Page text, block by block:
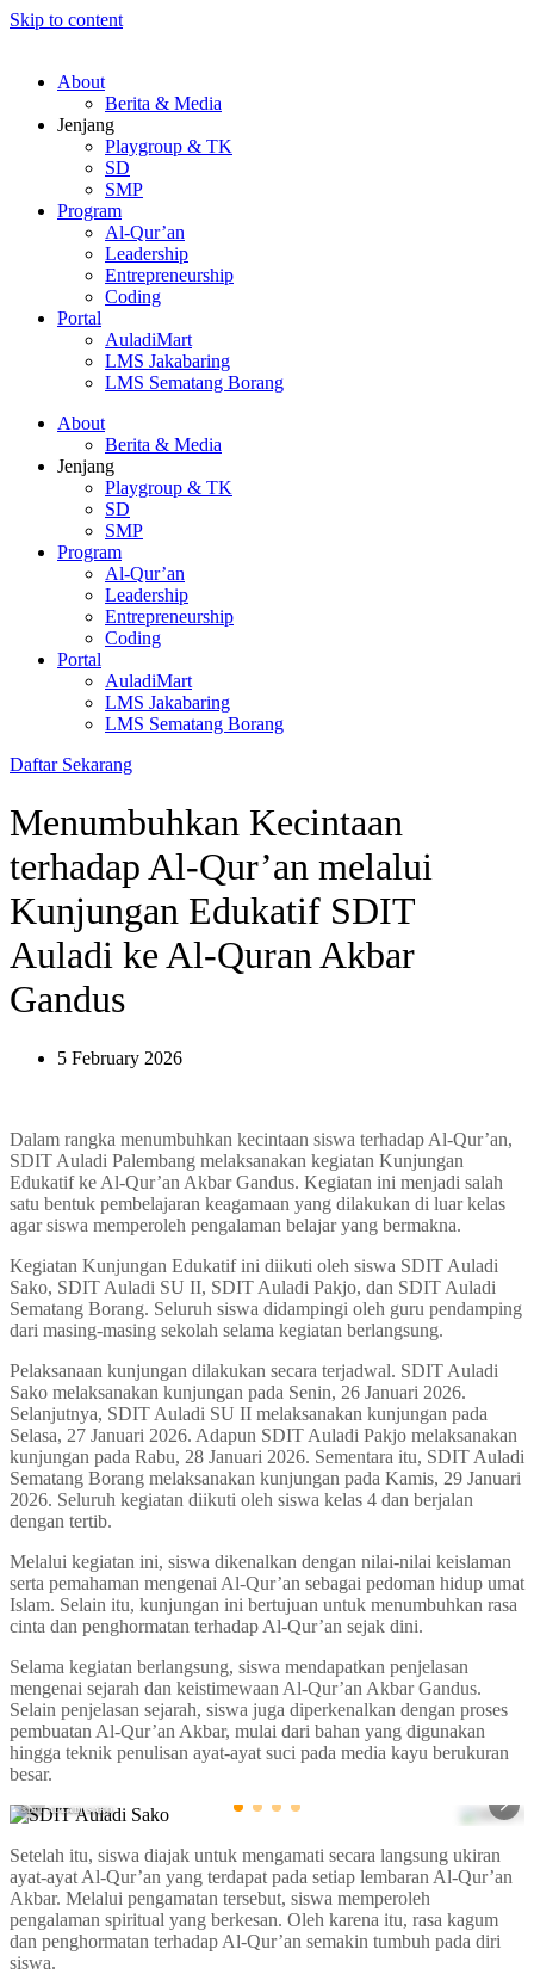
Skip to content
About
Berita & Media
Jenjang
Playgroup & TK
SD
SMP
Program
Al-Qur’an
Leadership
Entrepreneurship
Coding
Portal
AuladiMart
LMS Jakabaring
LMS Sematang Borang
About
Berita & Media
Jenjang
Playgroup & TK
SD
SMP
Program
Al-Qur’an
Leadership
Entrepreneurship
Coding
Portal
AuladiMart
LMS Jakabaring
LMS Sematang Borang
Daftar Sekarang
Menumbuhkan Kecintaan
terhadap Al-Qur’an melalui
Kunjungan Edukatif SDIT
Auladi ke Al-Quran Akbar
Gandus
5 February 2026
Dalam rangka menumbuhkan kecintaan siswa terhadap Al-Qur’an,
SDIT Auladi Palembang melaksanakan kegiatan Kunjungan
Edukatif ke Al-Qur’an Akbar Gandus. Kegiatan ini menjadi salah
satu bentuk pembelajaran keagamaan yang dilakukan di luar kelas
agar siswa memperoleh pengalaman belajar yang bermakna.
Kegiatan Kunjungan Edukatif ini diikuti oleh siswa SDIT Auladi
Sako, SDIT Auladi SU II, SDIT Auladi Pakjo, dan SDIT Auladi
Sematang Borang. Seluruh siswa didampingi oleh guru pendamping
dari masing-masing sekolah selama kegiatan berlangsung.
Pelaksanaan kunjungan dilakukan secara terjadwal. SDIT Auladi
Sako melaksanakan kunjungan pada Senin, 26 Januari 2026.
Selanjutnya, SDIT Auladi SU II melaksanakan kunjungan pada
Selasa, 27 Januari 2026. Adapun SDIT Auladi Pakjo melaksanakan
kunjungan pada Rabu, 28 Januari 2026. Sementara itu, SDIT Auladi
Sematang Borang melaksanakan kunjungan pada Kamis, 29 Januari
2026. Seluruh kegiatan diikuti oleh siswa kelas 4 dan berjalan
dengan tertib.
Melalui kegiatan ini, siswa dikenalkan dengan nilai-nilai keislaman
serta pemahaman mengenai Al-Qur’an sebagai pedoman hidup umat
Islam. Selain itu, kunjungan ini bertujuan untuk menumbuhkan rasa
cinta dan penghormatan terhadap Al-Qur’an sejak dini.
Selama kegiatan berlangsung, siswa mendapatkan penjelasan
mengenai sejarah dan keistimewaan Al-Qur’an Akbar Gandus.
Selain penjelasan sejarah, siswa juga diperkenalkan dengan proses
pembuatan Al-Qur’an Akbar, mulai dari bahan yang digunakan
hingga teknik penulisan ayat-ayat suci pada media kayu berukuran
besar.
SDIT AULADI SAKO SDIT AULADI
Setelah itu, siswa diajak untuk mengamati secara langsung ukiran
ayat-ayat Al-Qur’an yang terdapat pada setiap lembaran Al-Qur’an
Akbar. Melalui pengamatan tersebut, siswa memperoleh
pengalaman spiritual yang berkesan. Oleh karena itu, rasa kagum
dan penghormatan terhadap Al-Qur’an semakin tumbuh pada diri
siswa.